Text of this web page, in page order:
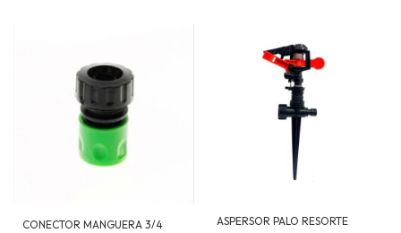
CONECTOR MANGUERA 3/4
ASPERSOR PALO RESORTE